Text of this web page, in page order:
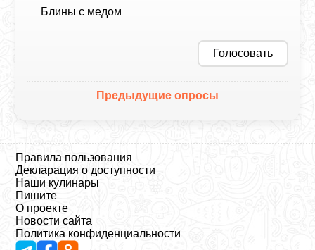
Блины с медом
Голосовать
Предыдущие опросы
Правила пользования
Декларация о доступности
Наши кулинары
Пишите
О проекте
Новости сайта
Политика конфиденциальности